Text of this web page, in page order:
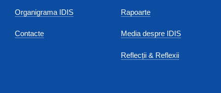
Organigrama IDIS
Contacte
Rapoarte
Media despre IDIS
Reflecții & Reflexii